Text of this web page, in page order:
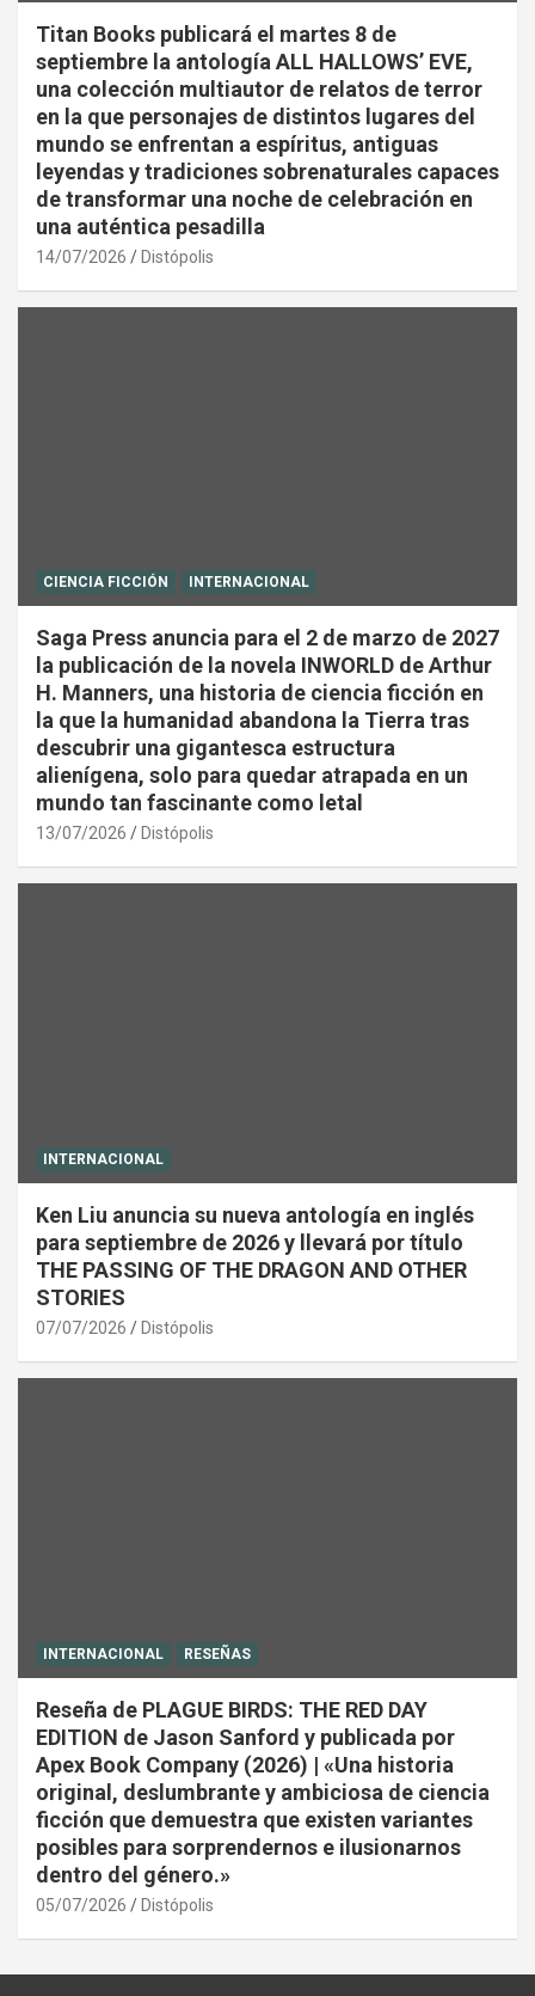
Titan Books publicará el martes 8 de
septiembre la antología ALL HALLOWS’ EVE,
una colección multiautor de relatos de terror
en la que personajes de distintos lugares del
mundo se enfrentan a espíritus, antiguas
leyendas y tradiciones sobrenaturales capaces
de transformar una noche de celebración en
una auténtica pesadilla
14/07/2026 Distópolis
CIENCIA FICCIÓN INTERNACIONAL
Saga Press anuncia para el 2 de marzo de 2027
la publicación de la novela INWORLD de Arthur
H. Manners, una historia de ciencia ficción en
la que la humanidad abandona la Tierra tras
descubrir una gigantesca estructura
alienígena, solo para quedar atrapada en un
mundo tan fascinante como letal
13/07/2026 Distópolis
INTERNACIONAL
Ken Liu anuncia su nueva antología en inglés
para septiembre de 2026 y llevará por título
THE PASSING OF THE DRAGON AND OTHER
STORIES
07/07/2026 Distópolis
INTERNACIONAL RESEÑAS
Reseña de PLAGUE BIRDS: THE RED DAY
EDITION de Jason Sanford y publicada por
Apex Book Company (2026) | «Una historia
original, deslumbrante y ambiciosa de ciencia
ficción que demuestra que existen variantes
posibles para sorprendernos e ilusionarnos
dentro del género.»
05/07/2026 Distópolis